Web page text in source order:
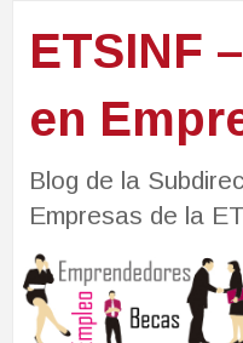
ETSINF
en
Blog de la
Empresas de la